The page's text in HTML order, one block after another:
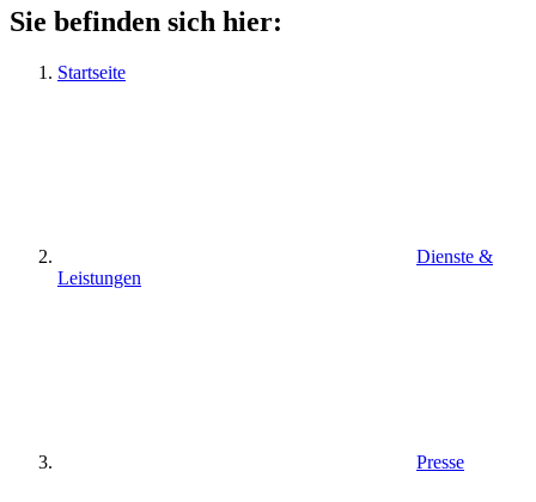
Sie befinden sich hier:
Startseite
Dienste &
Leistungen
Presse